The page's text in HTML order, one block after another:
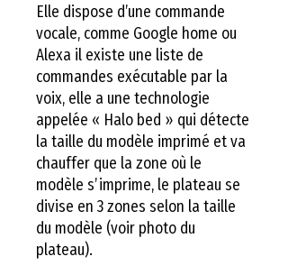
Elle dispose d’une commande
vocale, comme Google home ou
Alexa il existe une liste de
commandes exécutable par la
voix, elle a une technologie
appelée « Halo bed » qui détecte
la taille du modèle imprimé et va
chauffer que la zone où le
modèle s’imprime, le plateau se
divise en 3 zones selon la taille
du modèle (voir photo du
plateau).